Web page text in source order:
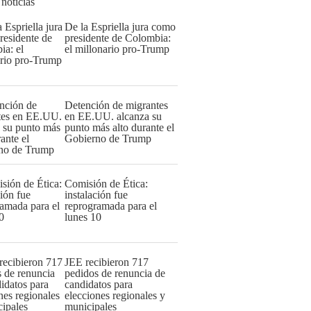
De la Espriella jura como
presidente de Colombia:
el millonario pro-Trump
Detención de migrantes
en EE.UU. alcanza su
punto más alto durante el
Gobierno de Trump
Comisión de Ética:
instalación fue
reprogramada para el
lunes 10
JEE recibieron 717
pedidos de renuncia de
candidatos para
elecciones regionales y
municipales